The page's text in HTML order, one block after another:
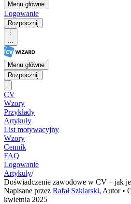
Menu główne
Logowanie
Rozpocznij
...
Menu główne
Rozpocznij
CV
Wzory
Przykłady
Artykuły
List motywacyjny
Wzory
Cennik
FAQ
Logowanie
Artykuły/
Doświadczenie zawodowe w CV – jak
Napisane przez Rafał Szklarski, Autor•
kwietnia 2025